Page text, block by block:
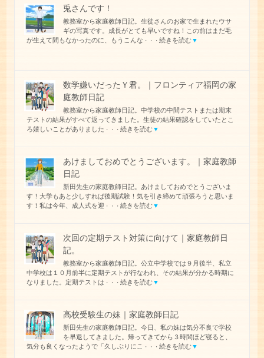
兎さんです！
教務室から家庭教師日記。生徒さんのお家で生まれたウサ
ギの写真です。成長がとても早いですね！この前はまだ毛
が生えて間もなかったのに、もうこんな ・・・ 続きを読む▼
数学嫌いだったＹ君。｜フロンティア福岡の家
庭教師日記
教務室から家庭教師日記。中学校の中間テストまたは期末
テストの結果がすべて返ってきました。生徒の結果確認をしていたとこ
ろ嬉しいことがありました ・・・ 続きを読む▼
あけましておめでとうございます。｜家庭教師
日記
新田先生の家庭教師日記。あけましておめでとうございま
す！大学もあと少しすれば後期試験！気を引き締めて頑張ろうと思いま
す！私は今年、成人式を迎 ・・・ 続きを読む▼
次回の定期テスト対策に向けて｜家庭教師日
記。
教務室から家庭教師日記。公立中学校では９月後半、私立
中学校は１０月前半に定期テストが行なわれ、その結果が分かる時期に
なりました。定期テストは ・・・ 続きを読む▼
高校受験生の妹｜家庭教師日記
新田先生の家庭教師日記。今日、私の妹は気分不良で学校
を早退してきました。帰ってきてから３時間ほど寝ると、
気分も良くなったようで「久しぶりにこ
・・・ 続きを読む▼